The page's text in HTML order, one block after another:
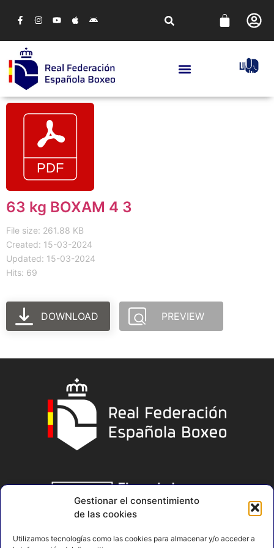
Gestionar el consentimiento
de las cookies
Utilizamos tecnologías como las cookies para almacenar y/o acceder a
63 kg BOXAM 4 3
File size: 261.88 KB
Created: 15-03-2024
Updated: 15-03-2024
Hits: 69
DOWNLOAD PREVIEW